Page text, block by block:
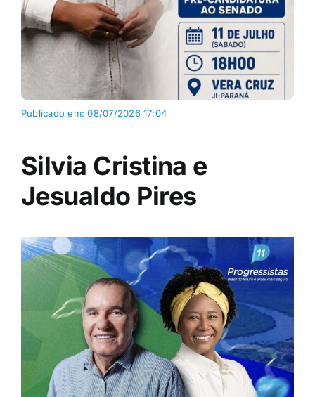
Publicado em: 08/07/2026 17:04
Silvia Cristina e
Jesualdo Pires